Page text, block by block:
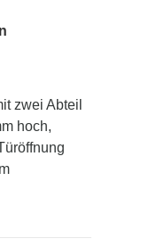
zwei Abteil
hoch,